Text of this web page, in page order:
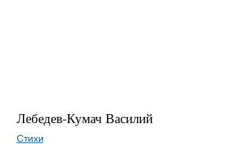
Лебедев-Кумач Василий
Стихи